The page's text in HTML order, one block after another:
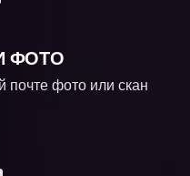
ФОТО
почте фото или скан